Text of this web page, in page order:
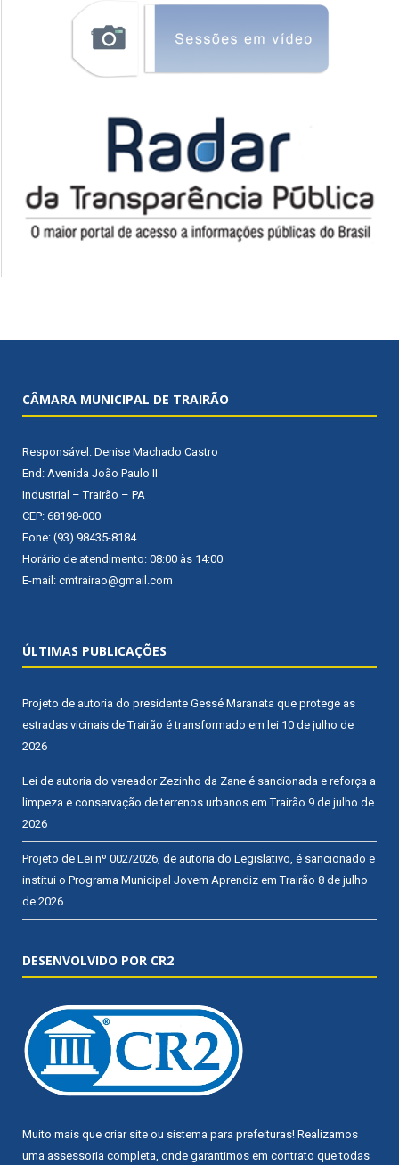
CÂMARA MUNICIPAL DE TRAIRÃO
Responsável: Denise Machado Castro
End: Avenida João Paulo II
Industrial – Trairão – PA
CEP: 68198-000
Fone: (93) 98435-8184
Horário de atendimento: 08:00 às 14:00
E-mail: cmtrairao@gmail.com
ÚLTIMAS PUBLICAÇÕES
Projeto de autoria do presidente Gessé Maranata que protege as
estradas vicinais de Trairão é transformado em lei 10 de julho de
2026
Lei de autoria do vereador Zezinho da Zane é sancionada e reforça a
limpeza e conservação de terrenos urbanos em Trairão 9 de julho de
2026
Projeto de Lei nº 002/2026, de autoria do Legislativo, é sancionado e
institui o Programa Municipal Jovem Aprendiz em Trairão 8 de julho
de 2026
DESENVOLVIDO POR CR2
Muito mais que criar site ou sistema para prefeituras! Realizamos
uma assessoria completa, onde garantimos em contrato que todas